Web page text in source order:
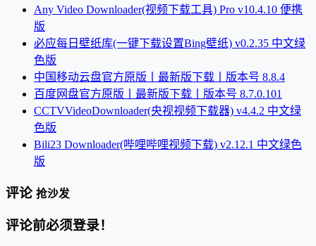
Any Video Downloader(视频下载工具) Pro v10.4.10 便携
版
必应每日壁纸库(一键下载设置Bing壁纸) v0.2.35 中文绿
色版
中国移动云盘官方原版丨最新版下载丨版本号 8.8.4
百度网盘官方原版丨最新版下载丨版本号 8.7.0.101
CCTVVideoDownloader(央视视频下载器) v4.4.2 中文绿
色版
Bili23 Downloader(哔哩哔哩视频下载) v2.12.1 中文绿色
版
评论 抢沙发
评论前必须登录！